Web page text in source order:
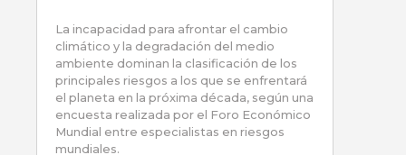
La incapacidad para afrontar el cambio
climático y la degradación del medio
ambiente dominan la clasificación de los
principales riesgos a los que se enfrentará
el planeta en la próxima década, según una
encuesta realizada por el Foro Económico
Mundial entre especialistas en riesgos
mundiales.